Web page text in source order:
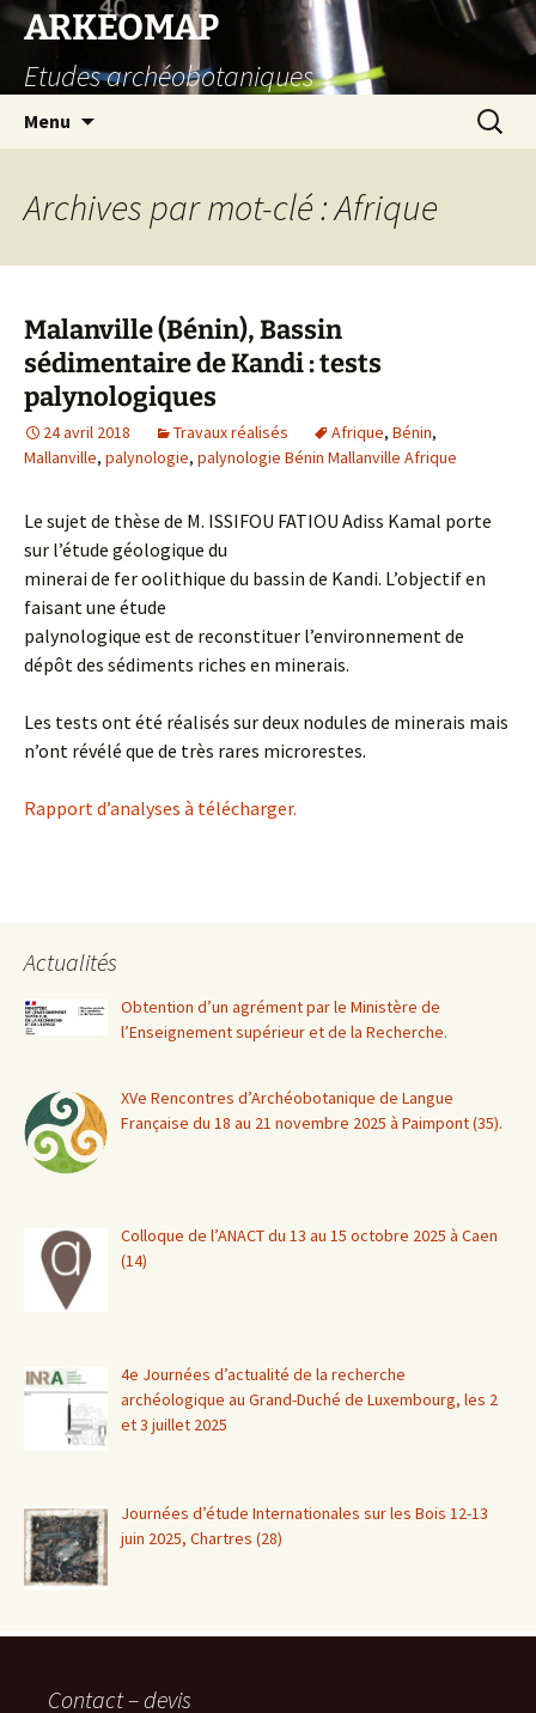
Aller
contenu
ARKEOMAP
Etudes archéobotaniques
Menu
Archives par mot-clé : Afrique
Malanville (Bénin), Bassin
sédimentaire de Kandi : tests
palynologiques
24 avril 2018 Travaux réalisés Afrique, Bénin,
Mallanville, palynologie, palynologie Bénin Mallanville Afrique
Le sujet de thèse de M. ISSIFOU FATIOU Adiss Kamal porte
sur l’étude géologique du
minerai de fer oolithique du bassin de Kandi. L’objectif en
faisant une étude
palynologique est de reconstituer l’environnement de
dépôt des sédiments riches en minerais.
Les tests ont été réalisés sur deux nodules de minerais mais
n’ont révélé que de très rares microrestes.
Rapport d’analyses à télécharger.
Actualités
Obtention d’un agrément par le Ministère de
l’Enseignement supérieur et de la Recherche.
XVe Rencontres d’Archéobotanique de Langue
Française du 18 au 21 novembre 2025 à Paimpont (35).
Colloque de l’ANACT du 13 au 15 octobre 2025 à Caen
(14)
4e Journées d’actualité de la recherche
archéologique au Grand-Duché de Luxembourg, les 2
et 3 juillet 2025
Journées d’étude Internationales sur les Bois 12-13
juin 2025, Chartres (28)
Contact – devis